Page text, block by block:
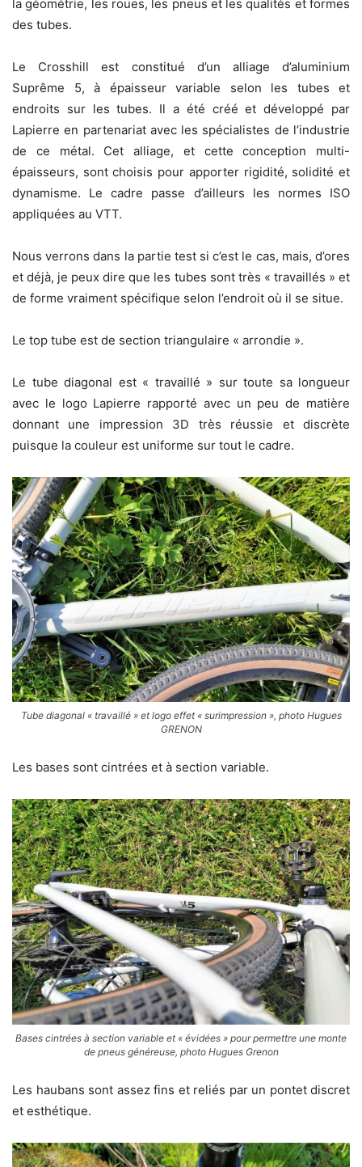
la géométrie, les roues, les pneus et les qualités et formes
des tubes.
Le Crosshill est constitué d’un alliage d’aluminium
Suprême 5, à épaisseur variable selon les tubes et
endroits sur les tubes. Il a été créé et développé par
Lapierre en partenariat avec les spécialistes de l’industrie
de ce métal. Cet alliage, et cette conception multi-
épaisseurs, sont choisis pour apporter rigidité, solidité et
dynamisme. Le cadre passe d’ailleurs les normes ISO
appliquées au VTT.
Nous verrons dans la partie test si c’est le cas, mais, d’ores
et déjà, je peux dire que les tubes sont très « travaillés » et
de forme vraiment spécifique selon l’endroit où il se situe.
Le top tube est de section triangulaire « arrondie ».
Le tube diagonal est « travaillé » sur toute sa longueur
avec le logo Lapierre rapporté avec un peu de matière
donnant une impression 3D très réussie et discrète
puisque la couleur est uniforme sur tout le cadre.
Tube diagonal « travaillé » et logo effet « surimpression », photo Hugues
GRENON
Les bases sont cintrées et à section variable.
Bases cintrées à section variable et « évidées » pour permettre une monte
de pneus généreuse, photo Hugues Grenon
Les haubans sont assez fins et reliés par un pontet discret
et esthétique.